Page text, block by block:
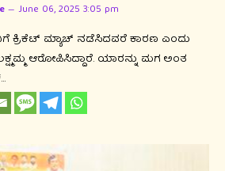
June 06, 2025 3:05 pm
ಕ್ರಿಕೆಟ್ ಮ್ಯಾಚ್ ನಡೆಸಿದವರೆ ಕಾರಣ ಎಂದು
ಆರೋಪಿಸಿದ್ದಾರೆ. ಯಾರನ್ನು ಮಗ ಅಂತ